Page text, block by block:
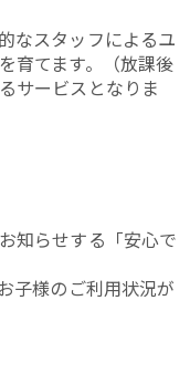
なスタッフによるユ
育てます。（放課後
サービスとなりま
知らせする「安心で
子様のご利用状況が